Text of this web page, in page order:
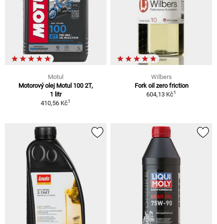
Motul
Motorový olej Motul 100 2T,
1 litr
410,56 Kč1
Wilbers
Fork oil zero friction
604,13 Kč1